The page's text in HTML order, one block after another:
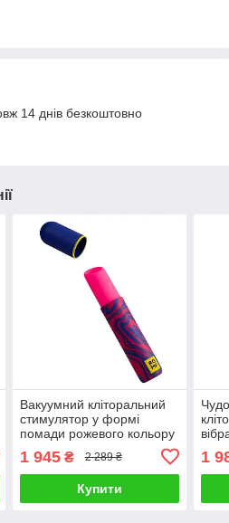
14 днів безкоштовно
Вакуумний кліторальний
стимулятор у формі
помади рожевого кольору
1 945₴ 2 289 ₴
Купити
1